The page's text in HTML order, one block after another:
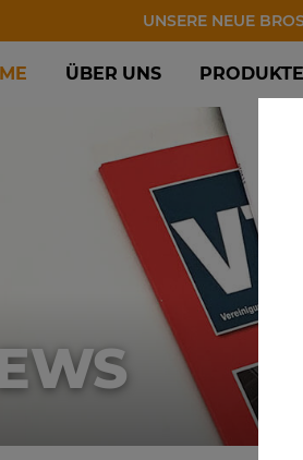
UNSERE NEUE
ÜBER UNS PRODUKTE